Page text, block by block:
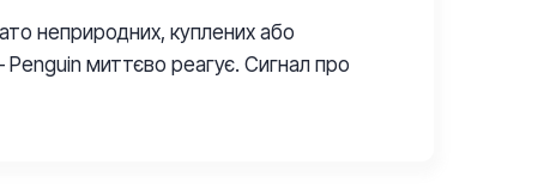
неприродних, куплених або
Penguin миттєво реагує. Сигнал про